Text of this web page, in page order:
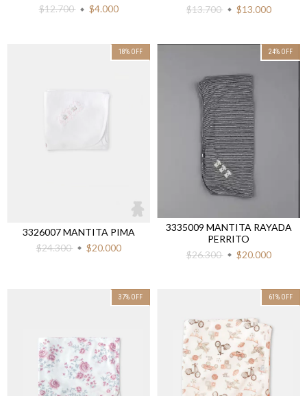
$12.700
$4.000
$13.700
$13.000
18% OFF
3326007 MANTITA PIMA
$24.300
$20.000
24% OFF
3335009 MANTITA RAYADA
PERRITO
$26.300
$20.000
37% OFF 61 % OFF